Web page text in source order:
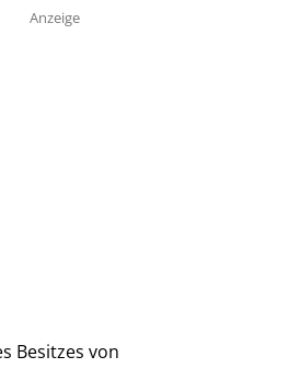
Anzeige
Besitzes von